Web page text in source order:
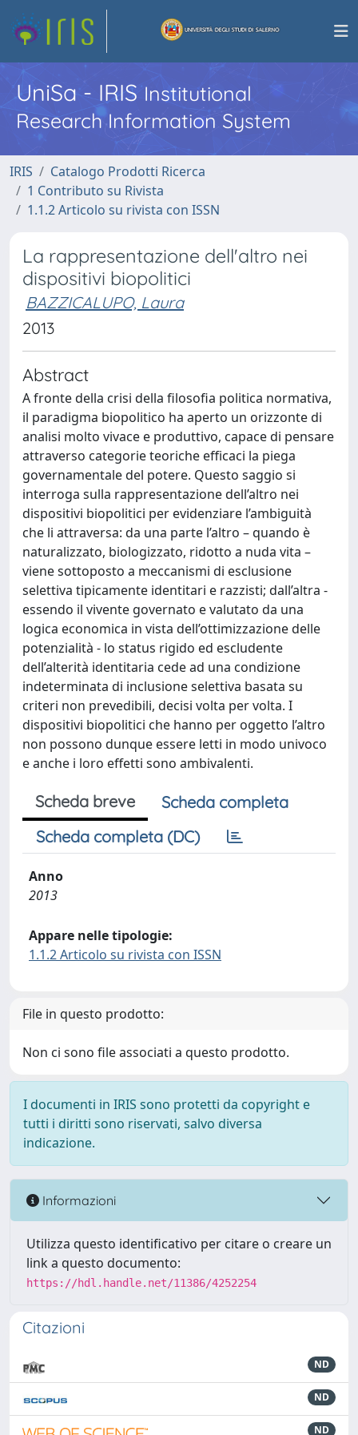
UniSa - IRISInstitutional
Research Information System
IRIS
Catalogo Prodotti Ricerca
1 Contributo su Rivista
1.1.2 Articolo su rivista con ISSN
La rappresentazione dell'altro nei
dispositivi biopolitici
BAZZICALUPO, Laura
2013
Abstract
A fronte della crisi della filosofia politica normativa,
il paradigma biopolitico ha aperto un orizzonte di
analisi molto vivace e produttivo, capace di pensare
attraverso categorie teoriche efficaci la piega
governamentale del potere. Questo saggio si
interroga sulla rappresentazione dell’altro nei
dispositivi biopolitici per evidenziare l’ambiguità
che li attraversa: da una parte l’altro – quando è
naturalizzato, biologizzato, ridotto a nuda vita –
viene sottoposto a meccanismi di esclusione
selettiva tipicamente identitari e razzisti; dall’altra -
essendo il vivente governato e valutato da una
logica economica in vista dell’ottimizzazione delle
potenzialità - lo status rigido ed escludente
dell’alterità identitaria cede ad una condizione
indeterminata di inclusione selettiva basata su
criteri non prevedibili, decisi volta per volta. I
dispositivi biopolitici che hanno per oggetto l’altro
non possono dunque essere letti in modo univoco
e anche i loro effetti sono ambivalenti.
Scheda breve
Scheda completa
Scheda completa (DC)
Anno
2013
Appare nelle tipologie:
1.1.2 Articolo su rivista con ISSN
File in questo prodotto:
Non ci sono file associati a questo prodotto.
I documenti in IRIS sono protetti da copyright e
tutti i diritti sono riservati, salvo diversa
indicazione.
Informazioni
Utilizza questo identificativo per citare o creare un
link a questo documento:
https://hdl.handle.net/11386/4252254
Citazioni
ND
ND
ND